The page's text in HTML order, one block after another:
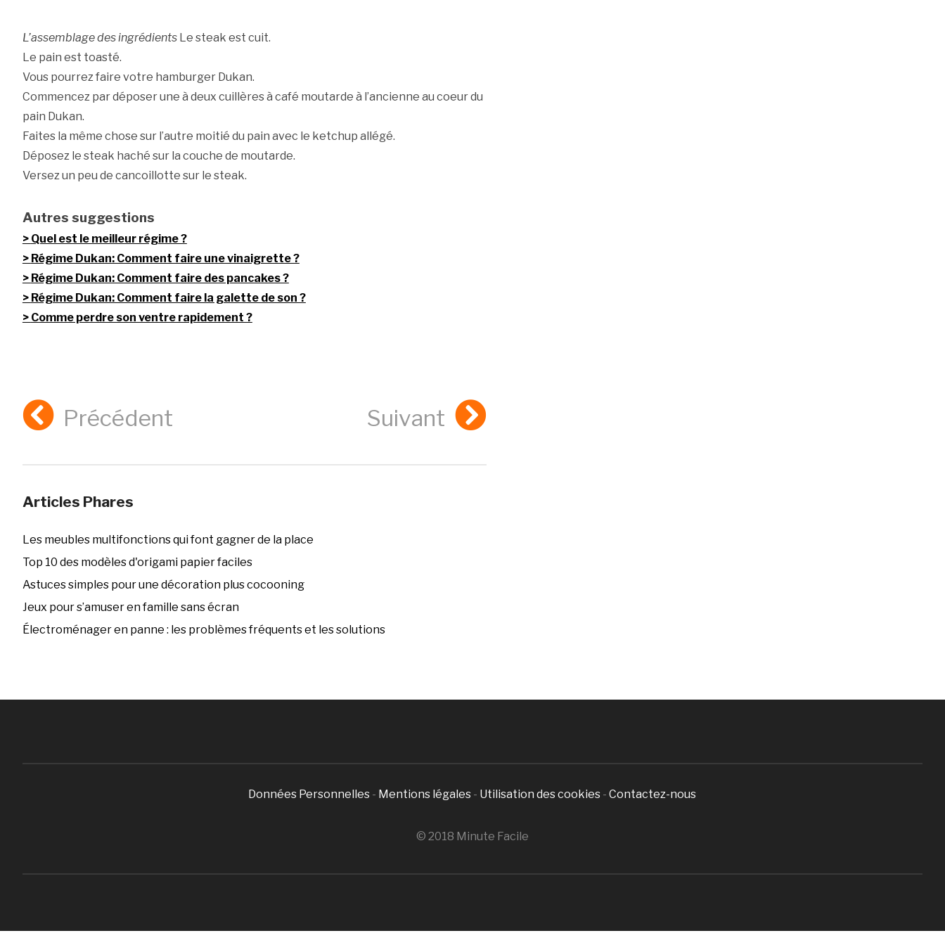
L’assemblage des ingrédientsLe steak est cuit.
Le pain est toasté.
Vous pourrez faire votre hamburger Dukan.
Commencez par déposer une à deux cuillères à café moutarde à l’ancienne au coeur du
pain Dukan.
Faites la même chose sur l’autre moitié du pain avec le ketchup allégé.
Déposez le steak haché sur la couche de moutarde.
Versez un peu de cancoillotte sur le steak.
Autres suggestions
Quel est le meilleur régime ?
Régime Dukan: Comment faire une vinaigrette ?
Régime Dukan: Comment faire des pancakes ?
Régime Dukan: Comment faire la galette de son ?
Comme perdre son ventre rapidement ?
Précédent Suivant
Articles Phares
Les meubles multifonctions qui font gagner de la place
Top 10 des modèles d'origami papier faciles
Astuces simples pour une décoration plus cocooning
Jeux pour s’amuser en famille sans écran
Électroménager en panne : les problèmes fréquents et les solutions
Données Personnelles - Mentions légales - Utilisation des cookies -Contactez-nous
© 2018 Minute Facile